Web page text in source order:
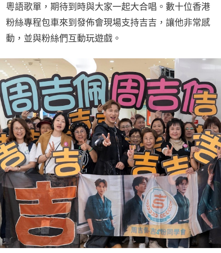
粵語歌單，期待到時與大家一起大合唱。數十位香港
粉絲專程包車來到發佈會現場支持吉吉，讓他非常感
動，並與粉絲們互動玩遊戲。